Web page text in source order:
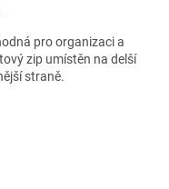
pro organizaci a
zip umístěn na delší
straně.